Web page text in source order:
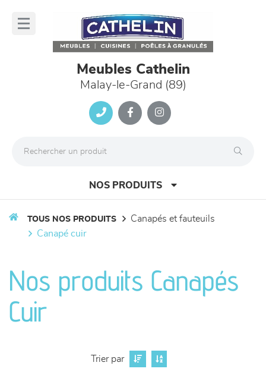
Meubles Cathelin
Malay-le-Grand (89)
NOS PRODUITS
séjours
meubles de complément
TOUS NOS PRODUITS
canapés et fauteuils
canapé cuir
Nos produits Canapés
Cuir
Trier par